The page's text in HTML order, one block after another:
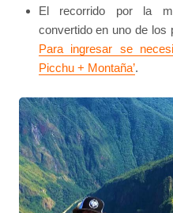
El recorrido por la
convertido en uno de los
Para ingresar se
Picchu + Montaña’.